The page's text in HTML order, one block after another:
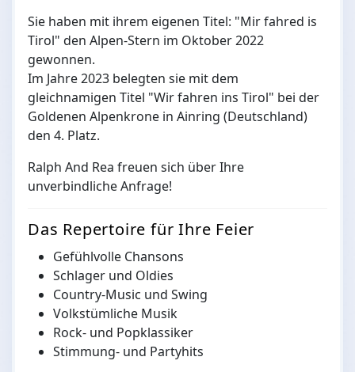
Sie haben mit ihrem eigenen Titel: "Mir fahred is
Tirol" den Alpen-Stern im Oktober 2022
gewonnen.
Im Jahre 2023 belegten sie mit dem
gleichnamigen Titel "Wir fahren ins Tirol" bei der
Goldenen Alpenkrone in Ainring (Deutschland)
den 4. Platz.
Ralph And Rea freuen sich über Ihre
unverbindliche Anfrage!
Das Repertoire für Ihre Feier
Gefühlvolle Chansons
Schlager und Oldies
Country-Music und Swing
Volkstümliche Musik
Rock- und Popklassiker
Stimmung- und Partyhits